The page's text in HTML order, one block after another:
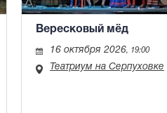
Вересковый мёд
16 октября 2026, 19:00
Театриум на Серпуховке